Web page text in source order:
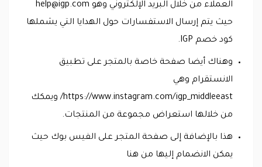
العملاء من خلال البريد الإلكتروني وهو help@igp.com
حيث يتم إرسال الاستفسارات حول الهدايا التي يشملها
كود خصم IGP.
وهناك أيضا صفحة خاصة بالمتجر على تطبيق
الانستقرام وهي
https://www.instagram.com/igp_middleeast/ ويمكك
من خلالها استعراض مجموعة من المنتجات.
هذا بالإضافة إلى صفحة المتجر على الفيس بوك حيث
يمكن الانضمام إليها من هنا